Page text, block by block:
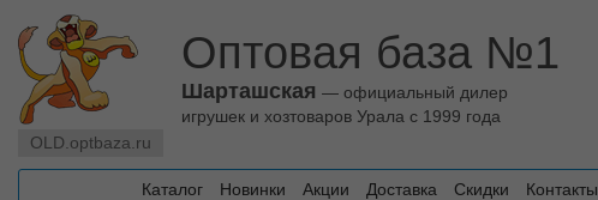
OLD.optbaza.ru
Оптовая база №1
Шарташская — официальный дилер
игрушек и хозтоваров Урала с 1999 года
Каталог Новинки Акции Доставка Скидки Контакты